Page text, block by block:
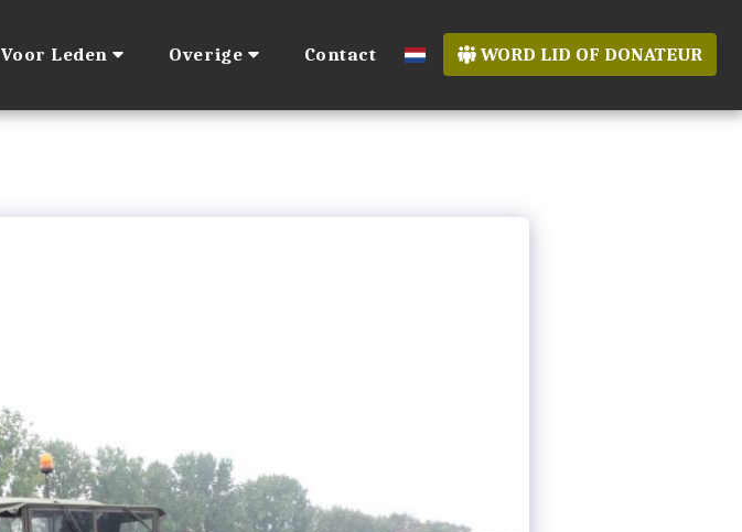
Voor Leden Overige Contact WORD LID OF DONATEUR